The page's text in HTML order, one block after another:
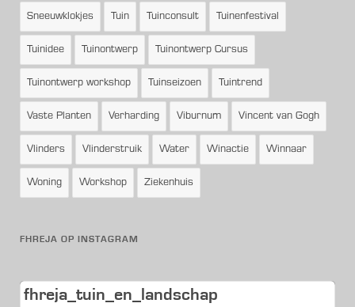
Sneeuwklokjes Tuin Tuinconsult Tuinenfestival
Tuinidee Tuinontwerp Tuinontwerp Cursus
Tuinontwerp workshop Tuinseizoen Tuintrend
Vaste Planten Verharding Viburnum Vincent van Gogh
Vlinders Vlinderstruik Water Winactie Winnaar
Woning Workshop Ziekenhuis
FHREJA OP INSTAGRAM
fhreja_tuin_en_landschap